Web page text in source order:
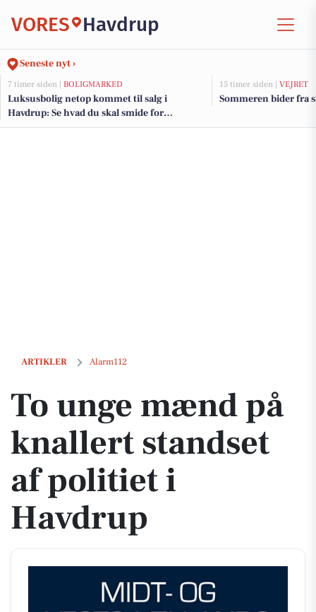
VORES Havdrup
Seneste nyt ›
7 timer siden | BOLIGMARKED
Luksusbolig netop kommet til salg i
Havdrup: Se hvad du skal smide for
Havdrups dyreste adresser her
15 timer siden | VEJRET
Sommeren bider fra
ARTIKLER Alarm112
To unge mænd på knallert standset af politiet i Havdrup
To unge mænd på
knallert standset
af politiet i
Havdrup